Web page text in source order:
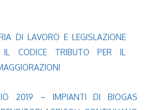
DI LAVORO E LEGISLAZIONE
IL CODICE TRIBUTO PER IL
2019 – IMPIANTI DI BIOGAS